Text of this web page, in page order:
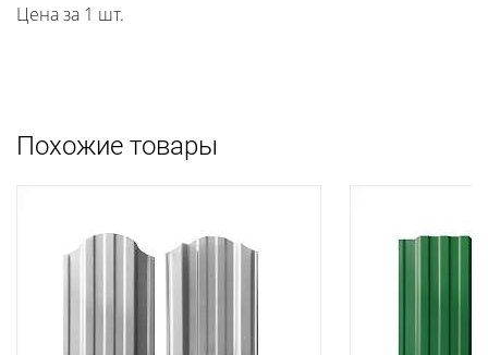
Цена за 1 шт.
Похожие товары